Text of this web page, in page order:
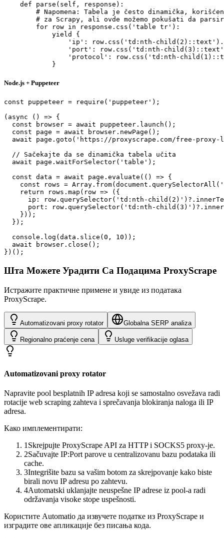
    def parse(self, response):
# Napomena: Tabela je često dinamička,
# za Scrapy, ali ovde možemo pokušati da
        for row in response.css('table tr'):
            yield {
'ip': row.css('td:nth-
'port': row.css('td:nth-
'protocol': row.css('td:nth-
            }
Node.js + Puppeteer
const puppeteer = require('puppeteer');
(async () => {
  const browser = await puppeteer.launch();
  const page = await browser.newPage();
await page.goto('https://proxyscrape.com/free-proxy-
  // Sačekajte da se dinamička tabela učita
  await page.waitForSelector('table');
  const data = await page.evaluate(() => {
const rows =
    return rows.map(row => ({
ip: row.querySelector('td:nth-
port: row.querySelector('td:nth-
    }));
  });
  console.log(data.slice(0, 10));
  await browser.close();
})();
Шта Можете Урадити Са Подацима ProxyScrape
Истражите практичне примене и увиде из података
ProxyScrape.
Automatizovani proxy rotator Globalna SERP analiza
Regionalno praćenje cena Usluge verifikacije oglasa
Automatizovani proxy rotator
Napravite pool besplatnih IP adresa koji se samostalno osvežava radi
rotacije web scraping zahteva i sprečavanja blokiranja naloga ili IP
adresa.
Како имплементирати:
1Skrejpujte ProxyScrape API za HTTP i SOCKS5 proxy-je.
2Sačuvajte IP:Port parove u centralizovanu bazu podataka ili
cache.
3Integrišite bazu sa vašim botom za skrejpovanje kako biste
birali novu IP adresu po zahtevu.
4Automatski uklanjajte neuspešne IP adrese iz pool-a radi
održavanja visoke stope uspešnosti.
Користите Automatio да извучете податке из ProxyScrape и
изградите ове апликације без писања кода.